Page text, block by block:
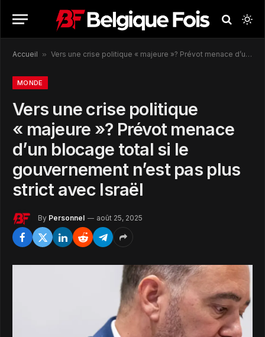
Accueil » Vers une crise politique « majeure »? Prévot menace d’un blocage total si le gouvernement n’est pas plus strict avec Israël
MONDE
Vers une crise politique
« majeure »? Prévot menace
d’un blocage total si le
gouvernement n’est pas plus
strict avec Israël
By Personnel août 25, 2025